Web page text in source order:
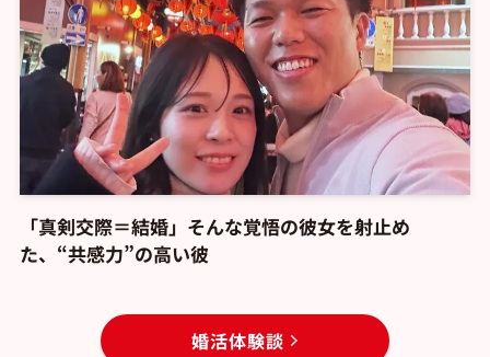
「真剣交際＝結婚」そんな覚悟の彼女を射止め
た、“共感力”の高い彼
婚活体験談